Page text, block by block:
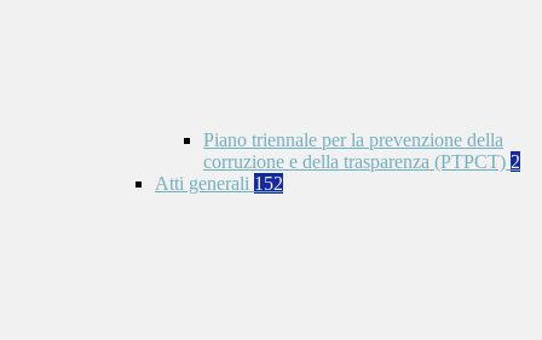
Piano triennale per la prevenzione della
corruzione e della trasparenza (PTPCT) 2
Atti generali 152